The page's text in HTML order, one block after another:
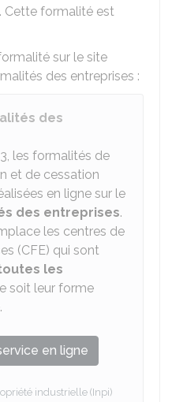
. Cette formalité est
sur le site
des entreprises :
des
les formalités de
et de cessation
en ligne sur le
des entreprises.
les centres de
(CFE) qui sont
les
soit leur forme
en ligne
industrielle (Inpi)